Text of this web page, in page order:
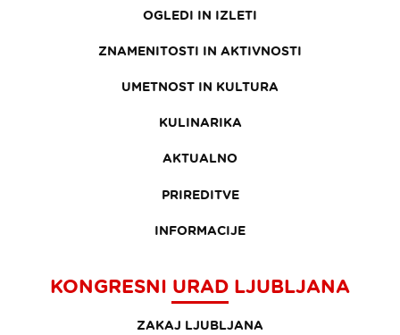
OGLEDI IN IZLETI
ZNAMENITOSTI IN AKTIVNOSTI
UMETNOST IN KULTURA
KULINARIKA
AKTUALNO
PRIREDITVE
INFORMACIJE
KONGRESNI URAD LJUBLJANA
ZAKAJ LJUBLJANA